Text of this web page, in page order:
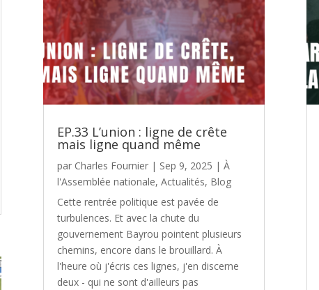
EP.33 L’union : ligne de crête
mais ligne quand même
par Charles Fournier| Sep 9, 2025 | À
l'Assemblée nationale, Actualités, Blog
Cette rentrée politique est pavée de
turbulences. Et avec la chute du
gouvernement Bayrou pointent plusieurs
chemins, encore dans le brouillard. À
l'heure où j'écris ces lignes, j'en discerne
deux - qui ne sont d'ailleurs pas